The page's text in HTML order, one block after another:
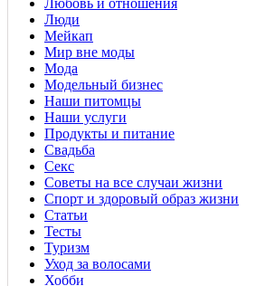
Люди
Мейкап
Мир вне моды
Мода
Модельный бизнес
Наши питомцы
Наши услуги
Продукты и питание
Свадьба
Секс
Советы на все случаи жизни
Спорт и здоровый образ жизни
Статьи
Тесты
Туризм
Уход за волосами
Хобби